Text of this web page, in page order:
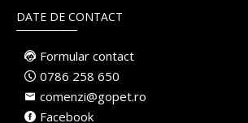
DATE DE CONTACT
Formular contact
0786 258 650
comenzi@gopet.ro
Facebook